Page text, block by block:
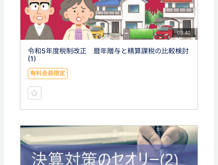
03:40
令和5年度税制改正 暦年贈与と精算課税の比較検討
(1)
有料会員限定